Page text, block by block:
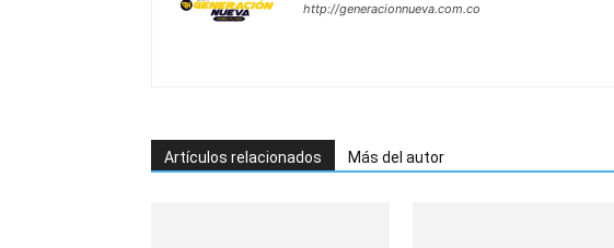
http://generacionnueva.com.co
Artículos relacionados Más del autor